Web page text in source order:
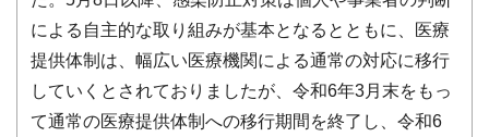
による自主的な取り組みが基本となるとともに、医療
提供体制は、幅広い医療機関による通常の対応に移行
していくとされておりましたが、令和6年3月末をもっ
て通常の医療提供体制への移行期間を終了し、令和6